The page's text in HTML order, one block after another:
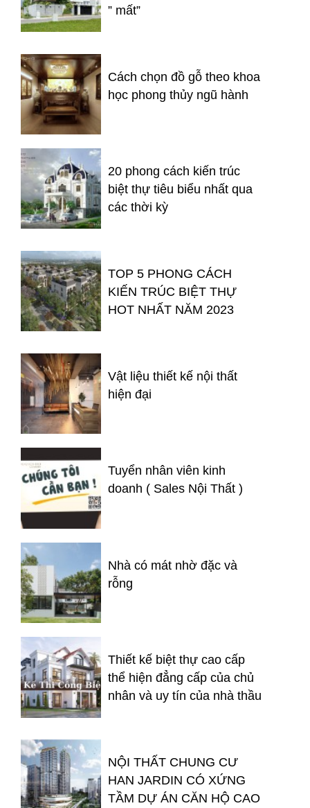
” mất”
Cách chọn đồ gỗ theo khoa
học phong thủy ngũ hành
20 phong cách kiến trúc
biệt thự tiêu biểu nhất qua
các thời kỳ
TOP 5 PHONG CÁCH
KIẾN TRÚC BIỆT THỰ
HOT NHẤT NĂM 2023
Vật liệu thiết kế nội thất
hiện đại
Tuyển nhân viên kinh
doanh ( Sales Nội Thất )
Nhà có mát nhờ đặc và
rỗng
Thiết kế biệt thự cao cấp
thể hiện đẳng cấp của chủ
nhân và uy tín của nhà thầu
NỘI THẤT CHUNG CƯ
HAN JARDIN CÓ XỨNG
TẦM DỰ ÁN CĂN HỘ CAO